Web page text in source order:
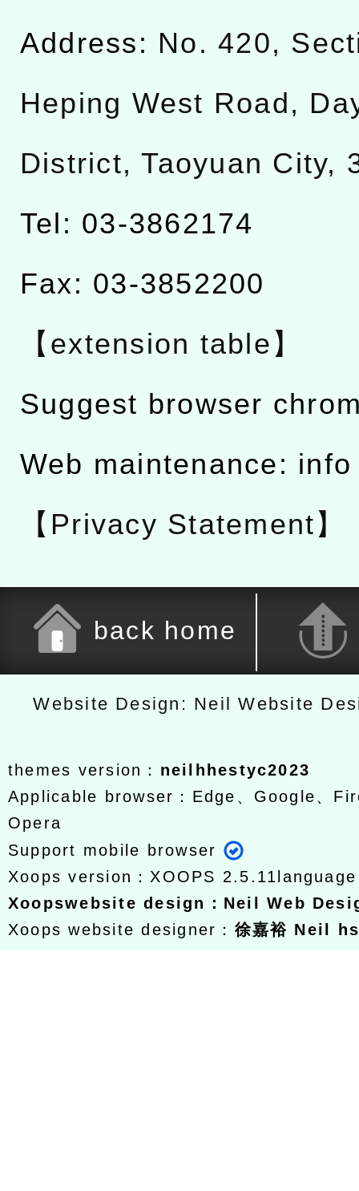
Address: No. 420,
Heping West Road,
District, Taoyuan City,
Tel: 03-3862174
Fax: 03-3852200
【extension table】
Suggest browser
Web maintenance:
【Privacy Statement】
back home
Website Design: Neil Website
themes version： neilhhestyc2023
Applicable browser：Edge、Google、
Opera
Support mobile browser
Xoops version： XOOPS 2.5.11
Xoopswebsite design ： Neil Web
Xoops website designer： 徐嘉裕 Neil